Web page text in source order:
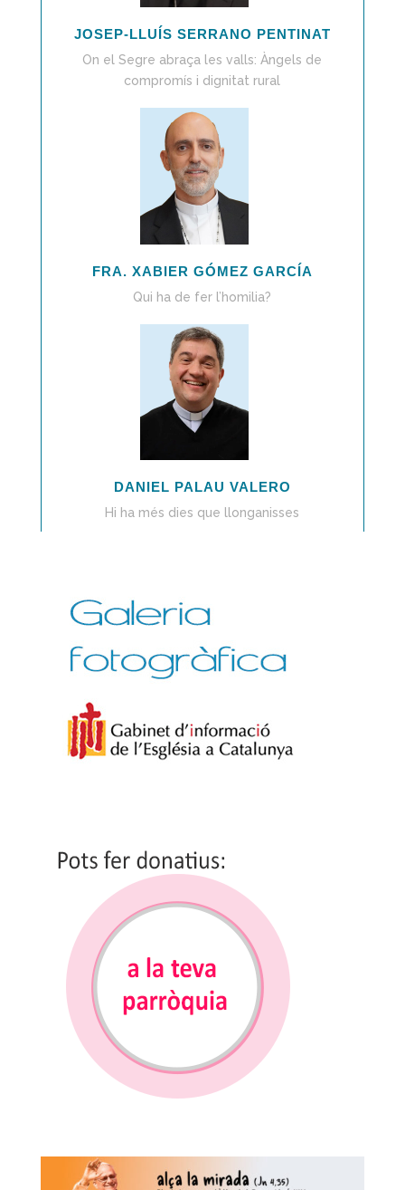
JOSEP-LLUÍS SERRANO PENTINAT
On el Segre abraça les valls: Àngels de
compromís i dignitat rural
FRA. XABIER GÓMEZ GARCÍA
Qui ha de fer l’homilia?
DANIEL PALAU VALERO
Hi ha més dies que llonganisses